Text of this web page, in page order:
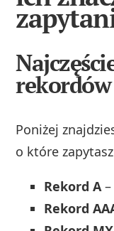
rekordów
Poniżej
o które
Rekord A–
Rekord